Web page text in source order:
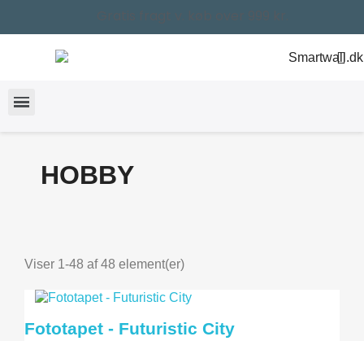
225x250
10
375x250
48
HOBBY
Viser 1-48 af 48 element(er)
Fototapet - Futuristic City